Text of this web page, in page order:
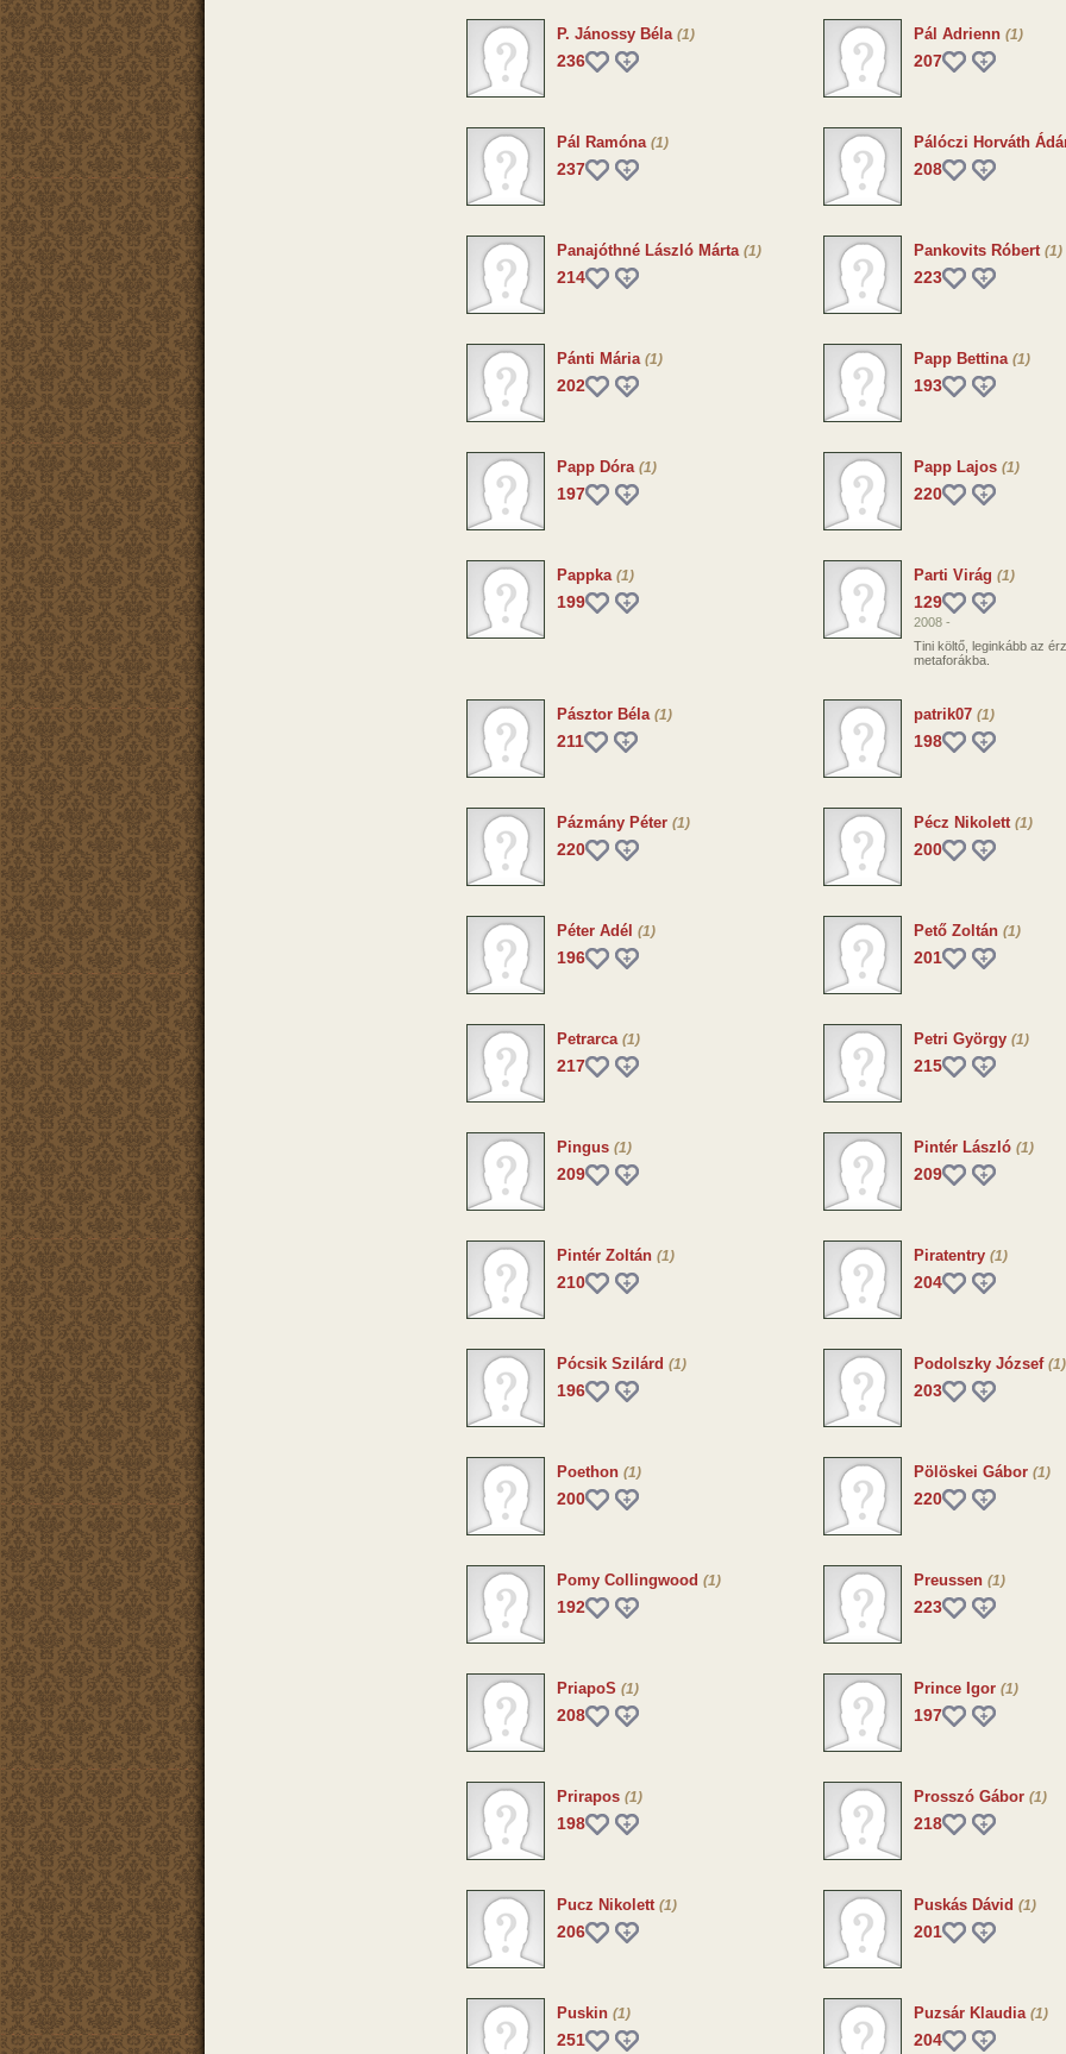
P. Jánossy Béla (1)
236
Pál Adrienn (1)
207
Pál Ramóna (1)
237
Pálóczi Horváth
208
Panajóthné László Márta (1)
214
Pankovits Róbert (1)
223
Pánti Mária (1)
202
Papp Bettina (1)
193
Papp Dóra (1)
197
Papp Lajos (1)
220
Pappka (1)
199
Parti Virág (1)
129
2008 -
Tini költő, leginkább az
metaforákba.
Pásztor Béla (1)
211
patrik07 (1)
198
Pázmány Péter (1)
220
Pécz Nikolett (1)
200
Péter Adél (1)
196
Pető Zoltán (1)
201
Petrarca (1)
217
Petri György (1)
215
Pingus (1)
209
Pintér László (1)
209
Pintér Zoltán (1)
210
Piratentry (1)
204
Pócsik Szilárd (1)
196
Podolszky József (1)
203
Poethon (1)
200
Pölöskei Gábor (1)
220
Pomy Collingwood (1)
192
Preussen (1)
223
PriapoS (1)
208
Prince Igor (1)
197
Prirapos (1)
198
Prosszó Gábor (1)
218
Pucz Nikolett (1)
206
Puskás Dávid (1)
201
Puskin (1)
251
Puzsár Klaudia (1)
204